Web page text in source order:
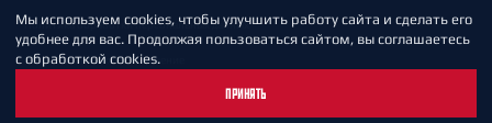
Политика обработки персональных данных
Пользовательское соглашение
Мы используем cookies, чтобы улучшить работу сайта и сделать его
удобнее для вас. Продолжая пользоваться сайтом, вы соглашаетесь
с обработкой cookies.
ПРИНЯТЬ